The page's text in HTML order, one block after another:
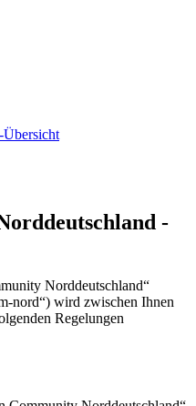
Übersicht
-
Norddeutschland“
nord“) wird zwischen Ihnen
Regelungen